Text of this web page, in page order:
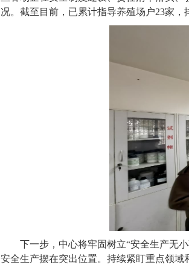
况。截至目前，已累计指导养殖场户23家
下一步，中心将牢固树立“安全生产无
安全生产摆在突出位置。持续紧盯重点领